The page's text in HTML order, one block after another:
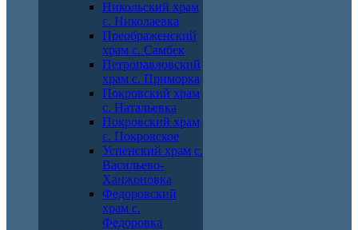
Никольский храм
с. Николаевка
Преображенский
храм с. Самбек
Петропавловский
храм с. Приморка
Покровский храм
с. Натальевка
Покровский храм
с. Покровское
Успенский храм с.
Васильево-
Ханжоновка
Федоровский
храм с.
Федоровка